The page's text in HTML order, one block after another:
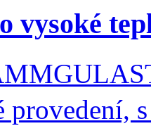
vysoké
provedení,